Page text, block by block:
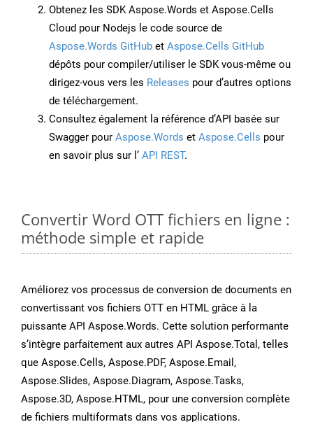
Obtenez les SDK Aspose.Words et Aspose.Cells
Cloud pour Nodejs le code source de
Aspose.Words GitHub et Aspose.Cells GitHub
dépôts pour compiler/utiliser le SDK vous-même ou
dirigez-vous vers les Releases pour d’autres options
de téléchargement.
Consultez également la référence d’API basée sur
Swagger pour Aspose.Words et Aspose.Cells pour
en savoir plus sur l’ API REST.
Convertir Word OTT fichiers en ligne :
méthode simple et rapide
Améliorez vos processus de conversion de documents en
convertissant vos fichiers OTT en HTML grâce à la
puissante API Aspose.Words. Cette solution performante
s’intègre parfaitement aux autres API Aspose.Total, telles
que Aspose.Cells, Aspose.PDF, Aspose.Email,
Aspose.Slides, Aspose.Diagram, Aspose.Tasks,
Aspose.3D, Aspose.HTML, pour une conversion complète
de fichiers multiformats dans vos applications.